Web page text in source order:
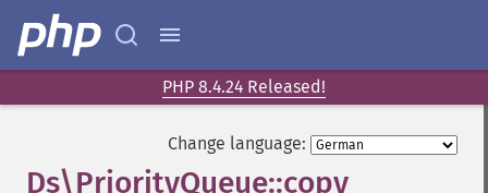
PHP 8.4.24 Released!
Change language:
Ds\PriorityQueue::copy